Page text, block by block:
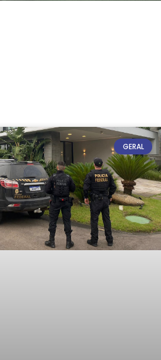
GERAL